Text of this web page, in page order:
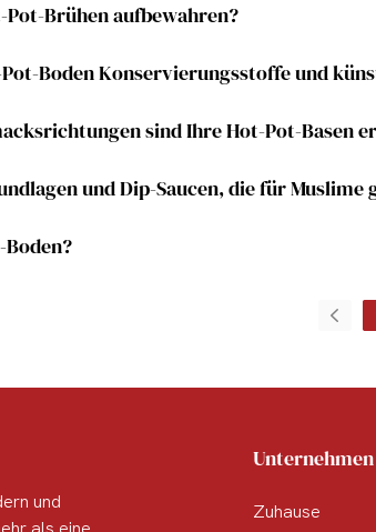
Brühen aufbewahren?
Boden Konservierungsstoffe und
sind Ihre Hot-Pot-Basen
und Dip-Saucen, die für Muslime
und
Unternehmen
Zuhause